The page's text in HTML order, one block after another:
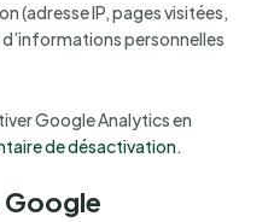
(adresse IP, pages visitées,
personnelles
Google Analytics en
de désactivation.
Google